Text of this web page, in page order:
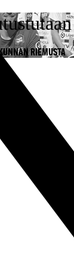
RIEMUSTA